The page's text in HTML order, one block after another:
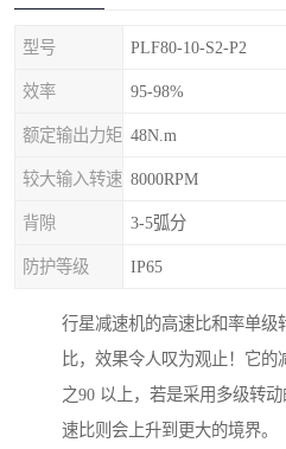
型号 PLF80-10-S2-P2
效率 95-98%
额定输出力矩 48N.m
较大输入转速 8000RPM
背隙 3-5弧分
防护等级 IP65
行星减速机的高速比和率单级
比，效果令人叹为观止！它
之90 以上，若是采用多级转
速比则会上升到更大的境界。